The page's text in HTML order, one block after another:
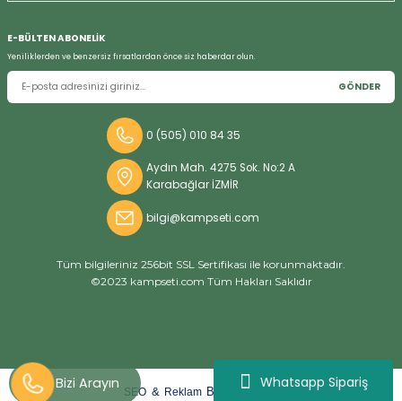
Whatsapp Sipariş
E-BÜLTEN ABONELİK
Yeniliklerden ve benzersiz fırsatlardan önce siz haberdar olun.
GÖNDER
0 (505) 010 84 35
Aydın Mah. 4275 Sok. No:2 A
Karabağlar İZMİR
bilgi@kampseti.com
Tüm bilgileriniz 256bit SSL Sertifikası ile korunmaktadır.
©2023 kampseti.com Tüm Hakları Saklıdır
SEO & Reklam By aratify